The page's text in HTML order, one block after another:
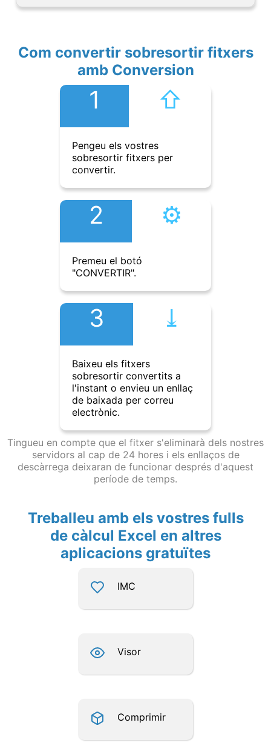
Com convertir sobresortir fitxers
amb Conversion
1 ⇧︎
Pengeu els vostres
sobresortir fitxers per
convertir.
2 ⚙︎
Premeu el botó
"CONVERTIR".
3 ⤓︎
Baixeu els fitxers
sobresortir convertits a
l'instant o envieu un enllaç
de baixada per correu
electrònic.
Tingueu en compte que el fitxer s'eliminarà dels nostres
servidors al cap de 24 hores i els enllaços de
descàrrega deixaran de funcionar després d'aquest
període de temps.
Treballeu amb els vostres fulls
de càlcul Excel en altres
aplicacions gratuïtes
IMC
Visor
Comprimir